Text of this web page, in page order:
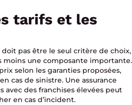
tarifs et les
doit pas être le seul critère de choix,
moins une composante importante.
selon les garanties proposées,
en cas de sinistre. Une assurance
avec des franchises élevées peut
en cas d’incident.